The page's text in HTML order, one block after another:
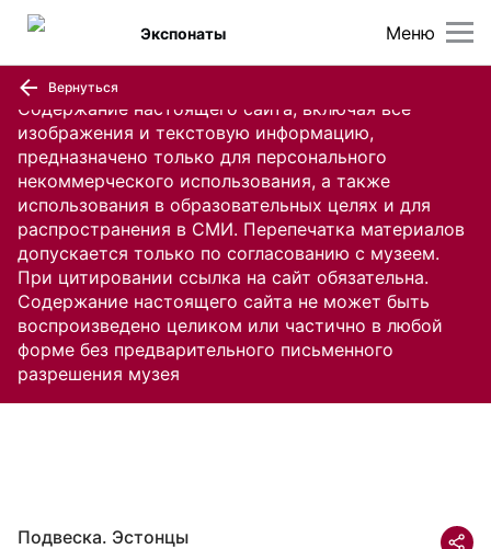
Содержание настоящего сайта, включая все
изображения и текстовую информацию,
предназначено только для персонального
некоммерческого использования, а также
использования в образовательных целях и для
распространения в СМИ. Перепечатка материалов
допускается только по согласованию с музеем.
При цитировании ссылка на сайт обязательна.
Содержание настоящего сайта не может быть
воспроизведено целиком или частично в любой
форме без предварительного письменного
разрешения музея
Меню
Экспонаты
Вернуться
Подвеска. Эстонцы